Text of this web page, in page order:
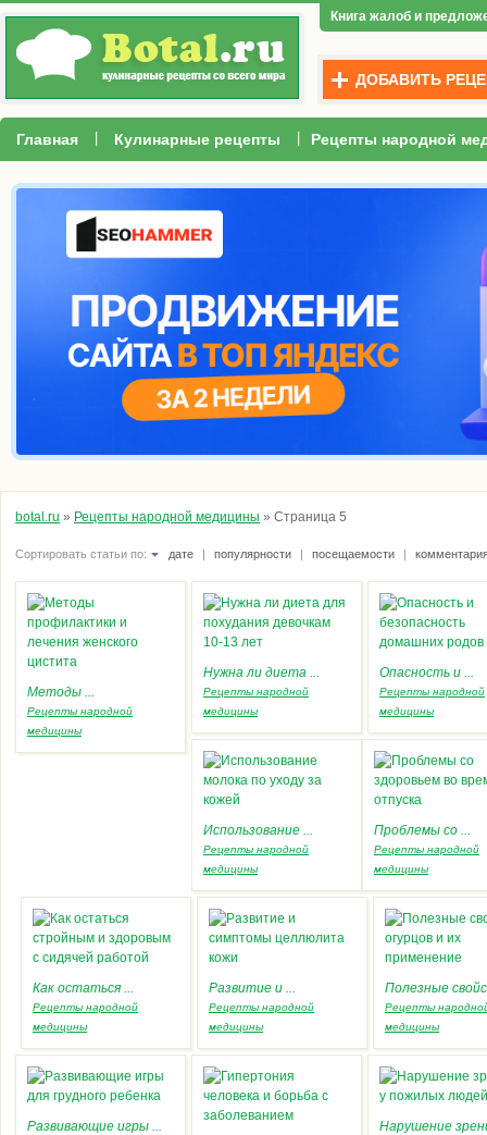
Книга жалоб и
ДОБАВИТЬ
Главная Кулинарные рецепты Рецепты народной
botal.ru » Рецепты народной медицины » Страница 5
Сортировать статьи по: дате | популярности | посещаемости |
Методы ...
Рецепты народной
медицины
Нужна ли диета ...
Рецепты народной
медицины
Опасность и ...
Рецепты народной
медицины
Использование ...
Рецепты народной
медицины
Проблемы со ...
Рецепты народной
медицины
Как остаться ...
Рецепты народной
медицины
Развитие и ...
Рецепты народной
медицины
Полезные
Рецепты
медицины
Развивающие игры ... Нарушение